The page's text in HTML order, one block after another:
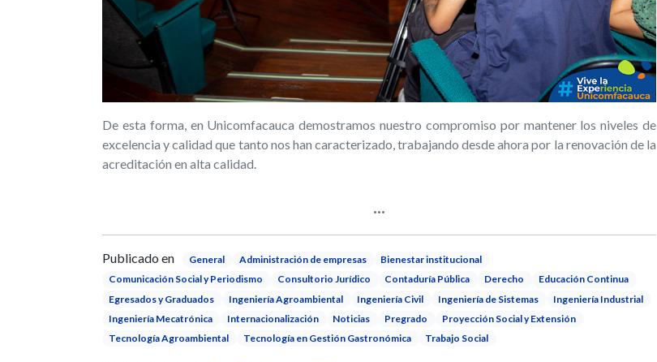
De esta forma, en Unicomfacauca demostramos nuestro compromiso por mantener los niveles de
excelencia y calidad que tanto nos han caracterizado, trabajando desde ahora por la renovación de la
acreditación en alta calidad.
Publicado en General Administración de empresas
Bienestar institucional
Comunicación Social y Periodismo
Consultorio Jurídico Contaduría Pública Derecho
Educación Continua
Egresados y Graduados
Ingeniería Agroambiental Ingeniería Civil Ingeniería de Sistemas
Ingeniería Industrial
Ingeniería Mecatrónica
Internacionalización Noticias Pregrado
Proyección Social y Extensión
Tecnología Agroambiental
Tecnología en Gestión Gastronómica Trabajo Social